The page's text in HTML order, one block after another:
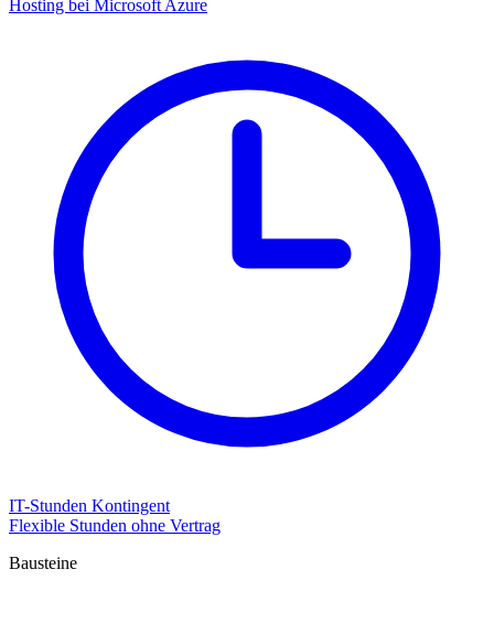
Hosting bei Microsoft Azure
IT-Stunden Kontingent
Flexible Stunden ohne Vertrag
Bausteine